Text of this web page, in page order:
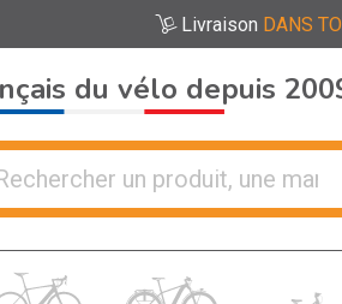
Livraison DANS
vélo du vélo depuis